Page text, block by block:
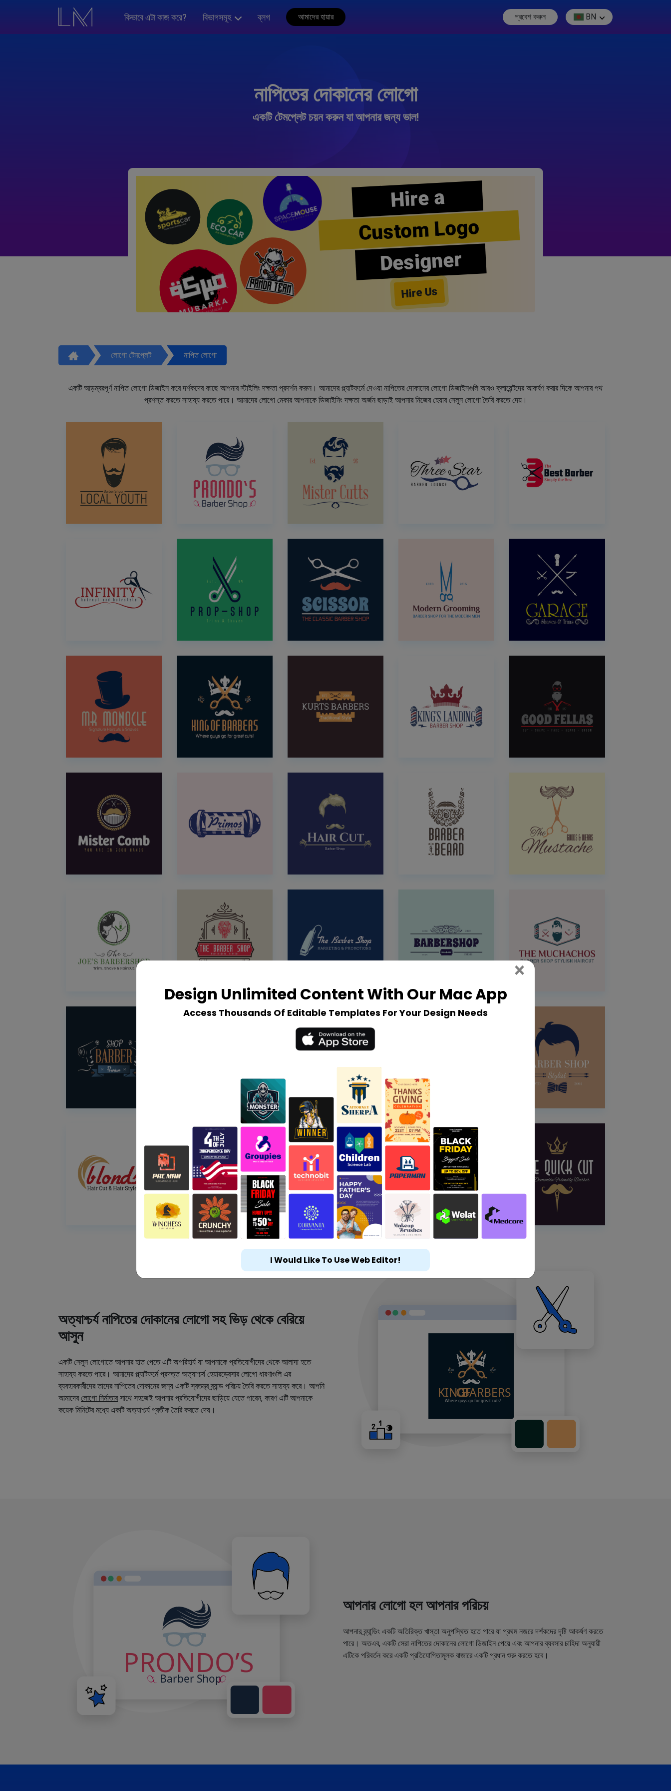
কিভাবে এটা কাজ করে? বিভাগসমূহ ব্লগ আমাদের হায়ার প্রবেশ করুন BN
নাপিতের দোকানের লোগো
একটি টেমপ্লেট চয়ন করুন যা আপনার জন্য ভাল!
Hire a
Custom Logo
Designer
Hire Us
লোগো টেমপ্লেট নাপিত লোগো
একটি আড়ম্বরপূর্ণ নাপিত লোগো ডিজাইন করে দর্শকদের কাছে আপনার স্টাইলিং দক্ষতা প্রদর্শন করুন। আমাদের প্ল্যাটফর্মে দেওয়া নাপিতের দোকানের লোগো ডিজাইনগুলি আরও ক্লায়েন্টদের আকর্ষণ করার দিকে আপনার পথ
প্রশস্ত করতে সাহায্য করতে পারে। আমাদের লোগো মেকার আপনাকে ডিজাইনিং দক্ষতা অর্জন ছাড়াই আপনার নিজের হেয়ার সেলুন লোগো তৈরি করতে দেয়।
অত্যাশ্চর্য নাপিতের দোকানের লোগো সহ ভিড় থেকে বেরিয়ে
আসুন
একটি সেলুন লোগোতে আপনার হাত পেতে এটি অপরিহার্য যা আপনাকে প্রতিযোগীদের থেকে আলাদা হতে
সাহায্য করতে পারে। আমাদের প্ল্যাটফর্মে প্রদত্ত অত্যাশ্চর্য হেয়ারড্রেসার লোগো ধারণাগুলি এর
ব্যবহারকারীদের তাদের নাপিতের দোকানের জন্য একটি স্বতন্ত্র ব্র্যান্ড পরিচয় তৈরি করতে সাহায্য করে। আপনি
আমাদেরলোগো নির্মাতারসাথে সহজেই আপনার প্রতিযোগীদের ছাড়িয়ে যেতে পারেন, কারণ এটি আপনাকে
কয়েক মিনিটের মধ্যে একটি অত্যাশ্চর্য প্রতীক তৈরি করতে দেয়।
আপনার লোগো হল আপনার পরিচয়
আপনার ব্র্যান্ডিং একটি অতিরিক্ত খাস্তা অনুপস্থিত হতে পারে যা প্রথম নজরে দর্শকদের দৃষ্টি আকর্ষণ করতে
পারে। অতএব, একটি সেরা নাপিতের দোকানের লোগো ডিজাইন পেয়ে এবং আপনার ব্যবসার চাহিদা অনুযায়ী
এটিকে পরিবর্তন করে একটি প্রতিযোগিতামূলক বাজারে একটি প্রধান শুরু করতে হবে।
Design Unlimited Content With Our Mac App
Access Thousands Of Editable Templates For Your Design Needs
× Close
I Would Like To Use Web Editor!